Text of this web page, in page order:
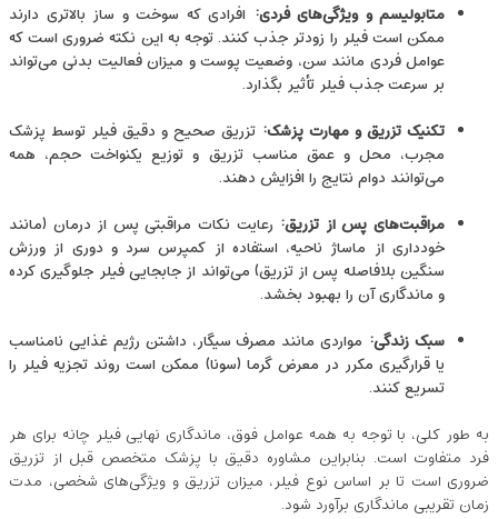
متابولیسم و ویژگی‌های فردی: افرادی که سوخت ‌و ساز بالا‌تری دارند
ممکن است فیلر را زودتر جذب کنند. توجه به این نکته ضروری است که
عوامل فردی مانند سن، وضعیت پوست و میزان فعالیت بدنی می‌تواند
بر سرعت جذب فیلر تأثیر بگذارد.
تکنیک تزریق و مهارت پزشک: تزریق صحیح و دقیق فیلر توسط پزشک
مجرب، محل و عمق مناسب تزریق و توزیع یکنواخت حجم، همه
می‌توانند دوام نتایج را افزایش دهند.
مراقبت‌های پس از تزریق: رعایت نکات مراقبتی پس از درمان (مانند
خودداری از ماساژ ناحیه، استفاده از کمپرس سرد و دوری از ورزش
سنگین بلافاصله پس از تزریق) می‌تواند از جا‌بجایی فیلر جلوگیری کرده
و ماندگاری آن را بهبود بخشد.
سبک زندگی: مواردی مانند مصرف سیگار، داشتن رژیم غذایی نامناسب
یا قرارگیری مکرر در معرض گرما (سونا) ممکن است روند تجزیه فیلر را
تسریع کنند.
به ‌طور کلی، با توجه به همه عوامل فوق، ماندگاری نهایی فیلر چانه برای هر
فرد متفاوت است. بنابراین مشاوره دقیق با پزشک متخصص قبل از تزریق
ضروری است تا بر اساس نوع فیلر، میزان تزریق و ویژگی‌های شخصی، مدت
زمان تقریبی ماندگاری برآورد شود.